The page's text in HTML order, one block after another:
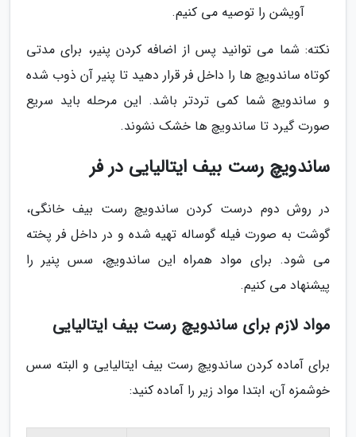
آویشن را توصیه می کنیم.
نکته: شما می توانید پس از اضافه کردن پنیر، برای مدتی
کوتاه ساندویچ ها را داخل فر قرار دهید تا پنیر آن ذوب شده
و ساندویچ شما کمی تردتر باشد. این مرحله باید سریع
صورت گیرد تا ساندویچ ها خشک نشوند.
ساندویچ رست بیف ایتالیایی در فر
در روش دوم درست کردن ساندویچ رست بیف خانگی،
گوشت به صورت فیله گوساله تهیه شده و در داخل فر پخته
می شود. برای مواد همراه این ساندویچ، سس پنیر را
پیشنهاد می کنیم.
مواد لازم برای ساندویچ رست بیف ایتالیایی
برای آماده کردن ساندویچ رست بیف ایتالیایی و البته سس
خوشمزه آن، ابتدا مواد زیر را آماده کنید: